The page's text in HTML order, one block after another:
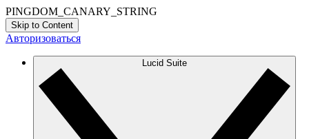
PINGDOM_CANARY_STRING
Skip to Content
Авторизоваться
Lucid Suite